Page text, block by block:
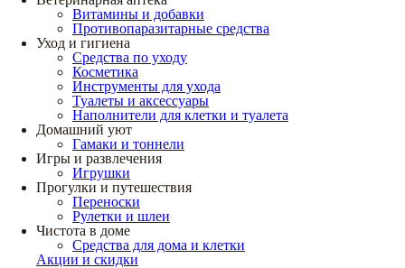
Витамины и добавки
Противопаразитарные средства
Уход и гигиена
Средства по уходу
Косметика
Инструменты для ухода
Туалеты и аксессуары
Наполнители для клетки и туалета
Домашний уют
Гамаки и тоннели
Игры и развлечения
Игрушки
Прогулки и путешествия
Переноски
Рулетки и шлеи
Чистота в доме
Средства для дома и клетки
Акции и скидки